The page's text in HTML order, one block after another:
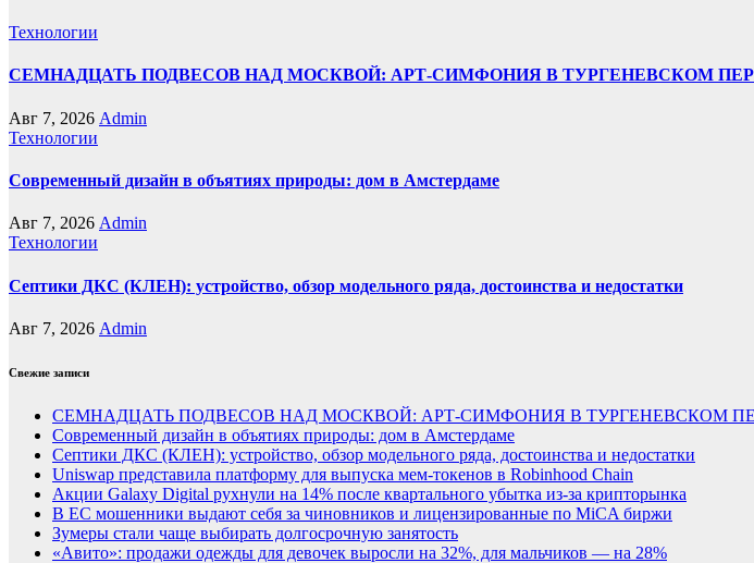
Технологии
СЕМНАДЦАТЬ ПОДВЕСОВ НАД МОСКВОЙ: АРТ-СИМФОНИЯ В ТУРГЕНЕВСКОМ
Авг 7, 2026 Admin
Технологии
Современный дизайн в объятиях природы: дом в Амстердаме
Авг 7, 2026 Admin
Технологии
Септики ДКС (КЛЕН): устройство, обзор модельного ряда, достоинства и недостатки
Авг 7, 2026 Admin
Свежие записи
СЕМНАДЦАТЬ ПОДВЕСОВ НАД МОСКВОЙ: АРТ-СИМФОНИЯ В ТУРГЕНЕВСКОМ
Современный дизайн в объятиях природы: дом в Амстердаме
Септики ДКС (КЛЕН): устройство, обзор модельного ряда, достоинства и недостатки
Uniswap представила платформу для выпуска мем-токенов в Robinhood Chain
Акции Galaxy Digital рухнули на 14% после квартального убытка из-за крипторынка
В ЕС мошенники выдают себя за чиновников и лицензированные по MiCA биржи
Зумеры стали чаще выбирать долгосрочную занятость
«Авито»: продажи одежды для девочек выросли на 32%, для мальчиков — на 28%